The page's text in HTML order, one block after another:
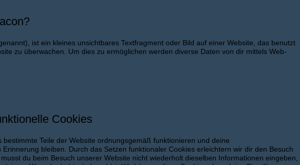
ist ein kleines unsichtbares Textfragment oder Bild auf einer Website, das benutzt
zu überwachen. Um dies zu ermöglichen werden diverse Daten von dir mittels Web-
Cookies
bestimmte Teile der Website ordnungsgemäß funktionieren und deine
bleiben. Durch das Setzen funktionaler Cookies erleichtern wir dir den Besuch
du beim Besuch unserer Website nicht wiederholt dieselben Informationen eingeben,